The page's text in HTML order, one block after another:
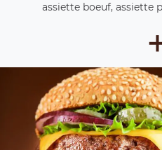
assiette boeuf, assiette